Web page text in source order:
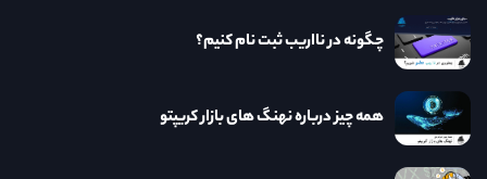
چگونه در نااریب ثبت نام کنیم؟
همه چیز درباره نهنگ های بازار کریپتو